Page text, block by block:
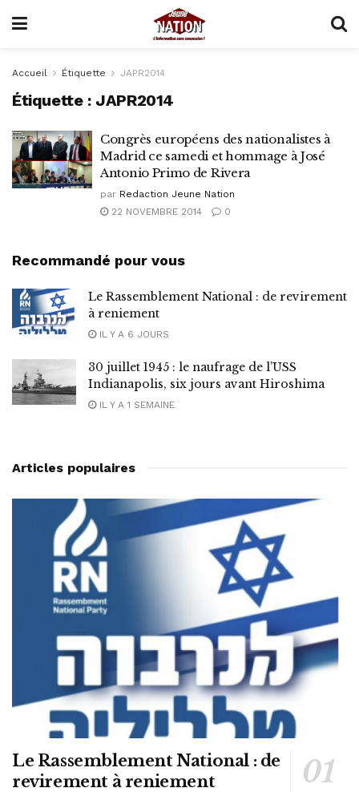
Accueil Étiquette JAPR2014
Étiquette : JAPR2014
Congrès européens des nationalistes à
Madrid ce samedi et hommage à José
Antonio Primo de Rivera
par Redaction Jeune Nation
22 NOVEMBRE 2014
0
Recommandé pour vous
Le Rassemblement National : de revirement
à reniement
IL Y A 6 JOURS
30 juillet 1945 : le naufrage de l’USS
Indianapolis, six jours avant Hiroshima
IL Y A 1 SEMAINE
Articles populaires
Le Rassemblement National : de
revirement à reniement